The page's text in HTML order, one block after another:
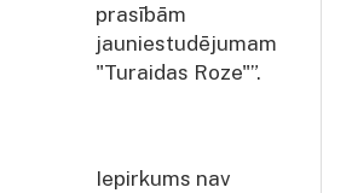
prasībām
jauniestudējumam
"Turaidas Roze"”.
Iepirkums nav